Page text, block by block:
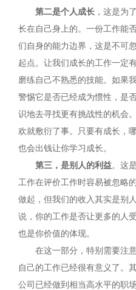
第二是个人成长 ，这是为
长在自己身上的。一份工作能
们自身的能力边界，这是不可
起点。让我们成长的工作一定
磨练自己不熟悉的技能。如果
警惕它是否已经成为惯性，是
识地去寻找更有挑战性的机会
欢就敷衍了事。只要有成长，
也会出钱让你学习成长。
第三， 是别人的利益。这
工作在评价工作时容易被忽略
做起，但我们的收入其实是别
说，你的工作是否让更多的人
也是你价值的体现。
在这一部分，特别需要注
自己的工作已经很有意义了。
公司已经做到相当高水平的职